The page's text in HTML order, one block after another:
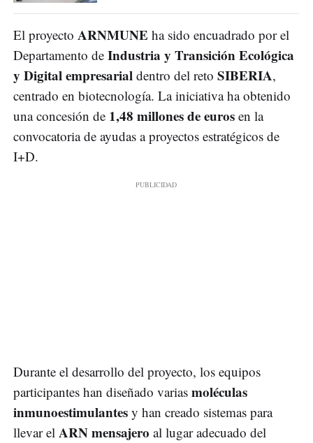
El proyecto ARNMUNE ha sido encuadrado por el
Departamento de Industria y Transición Ecológica
y Digital empresarial dentro del reto SIBERIA,
centrado en biotecnología. La iniciativa ha obtenido
una concesión de 1,48 millones de euros en la
convocatoria de ayudas a proyectos estratégicos de
I+D.
Durante el desarrollo del proyecto, los equipos
participantes han diseñado varias moléculas
inmunoestimulantes y han creado sistemas para
llevar el ARN mensajero al lugar adecuado del